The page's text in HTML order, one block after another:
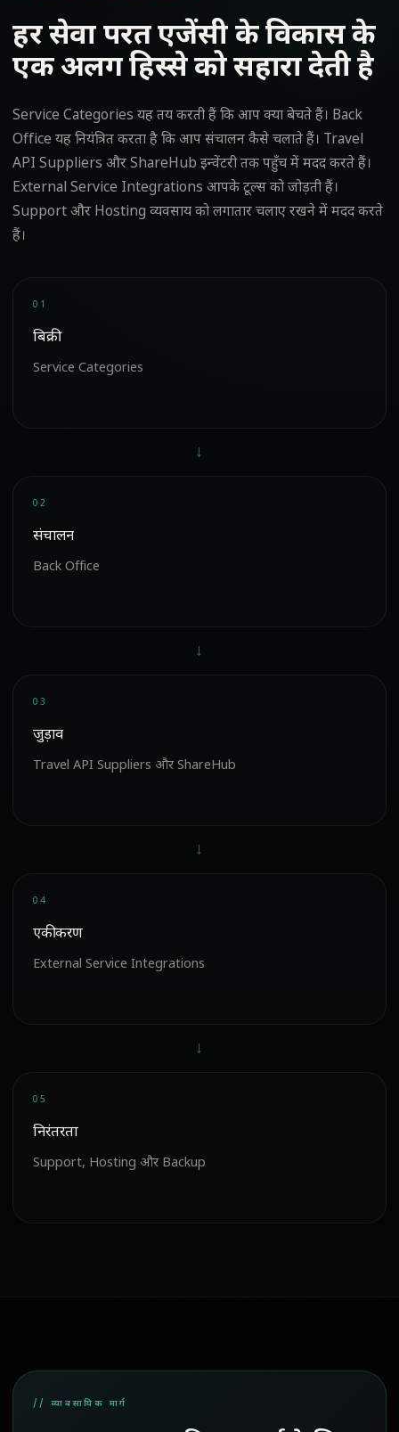
हर सेवा परत एजेंसी के विकास के
एक अलग हिस्से को सहारा देती है
Service Categories यह तय करती हैं कि आप क्या बेचते हैं। Back
Office यह नियंत्रित करता है कि आप संचालन कैसे चलाते हैं। Travel
API Suppliers और ShareHub इन्वेंटरी तक पहुँच में मदद करते हैं।
External Service Integrations आपके टूल्स को जोड़ती हैं।
Support और Hosting व्यवसाय को लगातार चलाए रखने में मदद करते
हैं।
01
बिक्री
Service Categories
→
02
संचालन
Back Office
→
03
जुड़ाव
Travel API Suppliers और ShareHub
→
04
एकीकरण
External Service Integrations
→
05
निरंतरता
Support, Hosting और Backup
// व्यावसायिक मार्ग